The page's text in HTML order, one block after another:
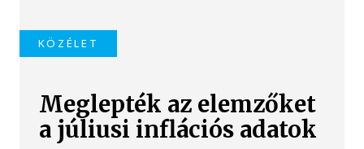
KÖZÉLET
Meglepték az elemzőket
a júliusi inflációs adatok